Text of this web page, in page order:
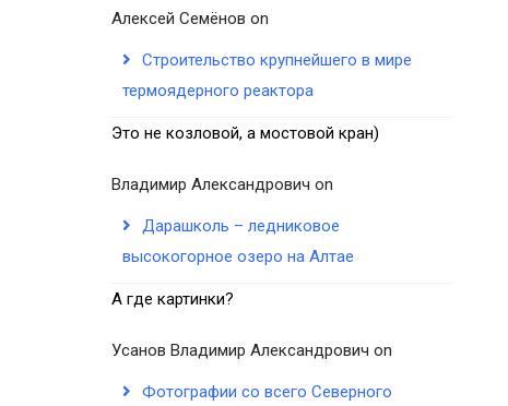
Алексей Семёнов on
Строительство крупнейшего в мире
термоядерного реактора
Это не козловой, а мостовой кран)
Владимир Александрович on
Дарашколь – ледниковое
высокогорное озеро на Алтае
А где картинки?
Усанов Владимир Александрович on
Фотографии со всего Северного